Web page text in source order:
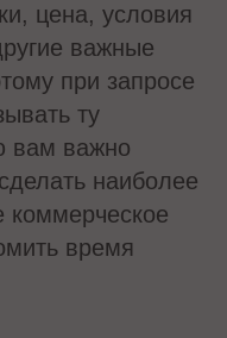
цена, условия
важные
при запросе
ту
вам важно
наиболее
коммерческое
время